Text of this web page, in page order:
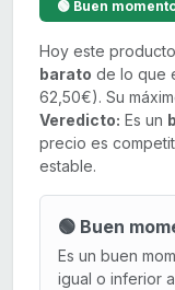
🟢 Buen
Hoy este
barato de lo que
62,50€). Su
Veredicto: Es un
precio es
estable.
🟢 Buen
Es un buen
igual o inferior